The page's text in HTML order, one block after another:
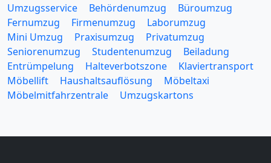
Umzugsservice Behördenumzug
Büroumzug
Fernumzug
Firmenumzug
Laborumzug
Mini Umzug
Praxisumzug
Privatumzug
Seniorenumzug
Studentenumzug
Beiladung
Entrümpelung
Halteverbotszone
Klaviertransport
Möbellift
Haushaltsauflösung
Möbeltaxi
Möbelmitfahrzentrale
Umzugskartons